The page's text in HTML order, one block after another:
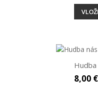
8,00 €